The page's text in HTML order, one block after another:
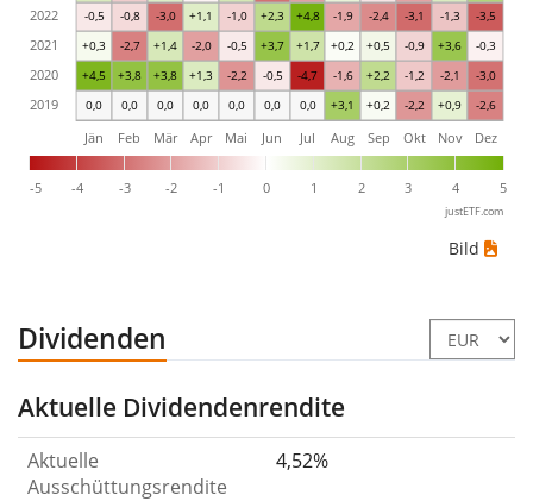
0,0 0,0 0,0 0,0 0,0 0,0 0,0 +3,1 +0,2 -2,2 +0,9 -2,6
+4,5 +3,8 +3,8 +1,3 -2,2 -0,5 -4,7 -1,6 +2,2 -1,2 -2,1 -3,0
+0,3 -2,7 +1,4 -2,0 -0,5 +3,7 +1,7 +0,2 +0,5 -0,9 +3,6 -0,3
-0,5 -0,8 -3,0 +1,1 -1,0 +2,3 +4,8 -1,9 -2,4 -3,1 -1,3 -3,5
-5 -4 -3 -2 -1 0 1 2 3 4 5
Jän Feb Mär Apr Mai Jun Jul Aug Sep Okt Nov Dez
2019
2020
2021
2022
justETF.com
Bild
Dividenden
Aktuelle Dividendenrendite
Aktuelle
Ausschüttungsrendite
4,52%